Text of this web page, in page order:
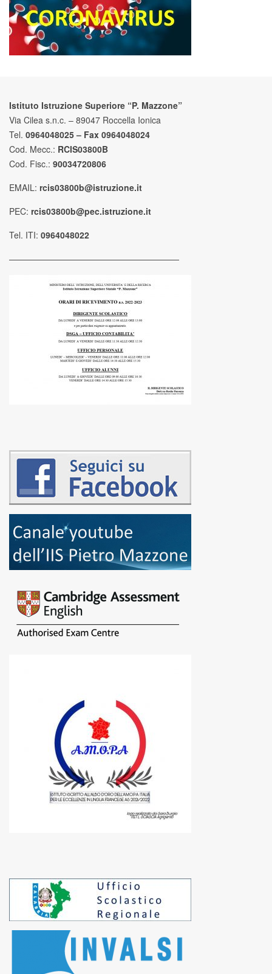
Istituto Istruzione Superiore “P. Mazzone”
Via Cilea s.n.c. – 89047 Roccella Ionica
Tel. 0964048025 – Fax 0964048024
Cod. Mecc.: RCIS03800B
Cod. Fisc.: 90034720806
EMAIL: rcis03800b@istruzione.it
PEC: rcis03800b@pec.istruzione.it
Tel. ITI: 0964048022
————————————————————